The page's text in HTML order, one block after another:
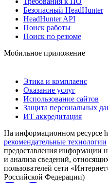
Безопасный HeadHunter
HeadHunter API
Поиск работы
Поиск по резюме
Мобильное приложение
Этика и комплаенс
Оказание услуг
Использование сайтов
Защита персональных
ИТ аккредитация
На информационном ресурсе
рекомендательные технологии
предоставления информации
и анализа сведений,
пользователей сети
Российской Федерации)